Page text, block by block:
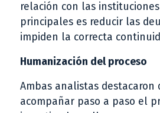
relación con las
principales es reducir las
impiden la correcta
Humanización del proceso
Ambas analistas
acompañar paso a paso el